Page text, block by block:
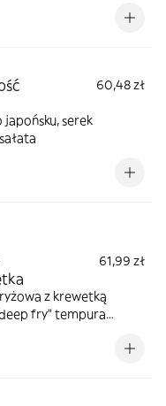
60,48 zł
japońsku, serek
61,99 zł
z krewetką
fry" tempura